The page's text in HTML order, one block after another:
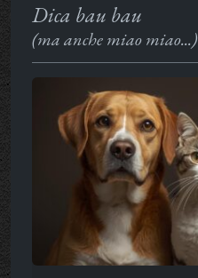
Dica bau bau
(ma anche miao miao...)